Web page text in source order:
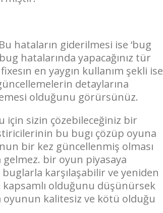
hataların giderilmesi ise ‘bug
hatalarında yapacağınız tür
en yaygın kullanım şekli ise
detaylarına
olduğunu görürsünüz.
için sizin çözebileceğiniz bir
bu bugı çözüp oyuna
bir kez güncellenmiş olması
bir oyun piyasaya
karşılaşabilir ve yeniden
olduğunu düşünürsek
oyunun kalitesiz ve kötü olduğu